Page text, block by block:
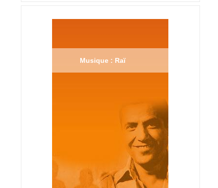
Musique : Raï